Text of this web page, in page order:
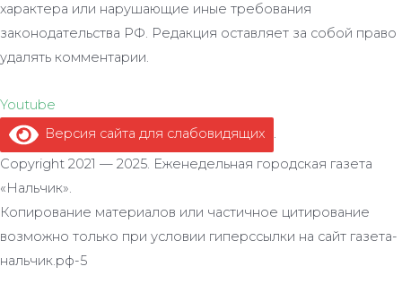
характера или нарушающие иные требования
законодательства РФ. Редакция оставляет за собой право
удалять комментарии.
Youtube
Версия сайта для слабовидящих
.
Copyright 2021 — 2025. Еженедельная городская газета
«Нальчик».
Копирование материалов или частичное цитирование
возможно только при условии гиперссылки на сайт газета-
нальчик.рф-5